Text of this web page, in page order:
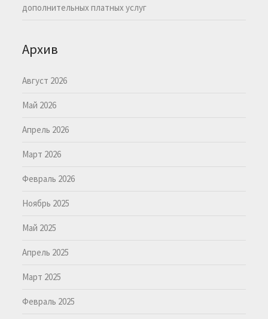
дополнительных платных услуг
Архив
Август 2026
Май 2026
Апрель 2026
Март 2026
Февраль 2026
Ноябрь 2025
Май 2025
Апрель 2025
Март 2025
Февраль 2025